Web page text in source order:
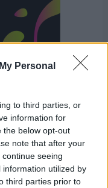
Personal
to third parties, or
information for
the below opt-out
note that after your
seeing
utilized by
third parties prior to